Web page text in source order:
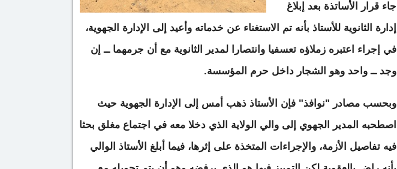
جاء قرار الأساتذة بعد إبلاغ
إدارة الثانوية للأستاذ بأنه تم الاستغناء عن خدماته وأعيد إلى الإدارة الجهوية،
في إجراء اعتبره زملاؤه تعسفيا وانتصارا لمدير الثانوية مع أن جرمهما ــ إن
وجد ــ واحد وهو الشجار داخل حرم المؤسسة.
وبحسب مصادر "نوافذ" فإن الأستاذ ذهب أمس إلى الإدارة الجهوية حيث
اصطحبه المدير الجهوي إلى والي الولاية الذي دخلا معه في اجتماع مغلق بحثا
فيه تفاصيل الأزمة، والإجراءات المتخذة على إثرها، فيما أبلغ الأستاذ الوالي